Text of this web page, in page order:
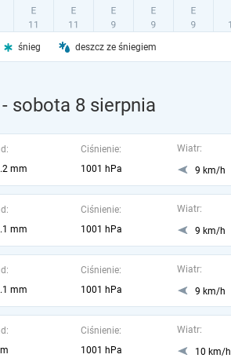
śnieg deszcz ze śniegiem
- sobota 8 sierpnia
mm
Ciśnienie:
1001 hPa
Wiatr:
9 km/h
mm
Ciśnienie:
1001 hPa
Wiatr:
9 km/h
mm
Ciśnienie:
1001 hPa
Wiatr:
9 km/h
Ciśnienie:
1001 hPa
Wiatr:
10 km/h